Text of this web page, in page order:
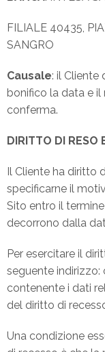
FILIALE 40435,
SANGRO
Causale: il Cliente
bonifico la data e il
conferma.
DIRITTO DI RESO
Il Cliente ha diritto
specificarne il
Sito entro il
decorrono dalla
Per esercitare il
seguente
contenente i dati
del diritto di
Una condizione